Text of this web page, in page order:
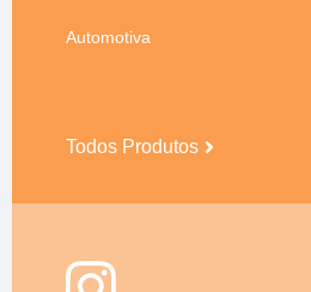
Automotiva
Todos Produtos